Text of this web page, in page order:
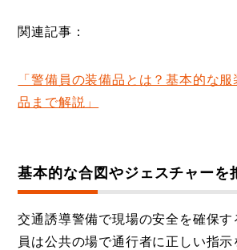
関連記事：
「警備員の装備品とは？基本的な
品まで解説」
基本的な合図やジェスチャーを
交通誘導警備で現場の安全を確保
員は公共の場で通行者に正しい指